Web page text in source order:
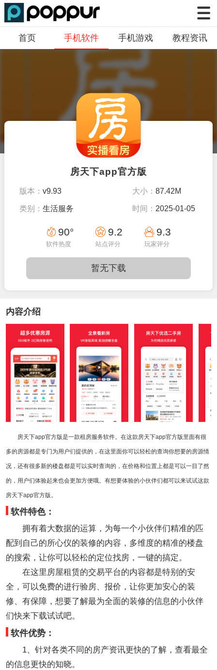
首页 手机软件 手机游戏 教程资讯
房天下app官方版
版本：v9.93 大小：87.42M
类别：生活服务 时间： 2025-01-05
12:00:02
90°
软件热度
9.2
站点评分
9.3
玩家评分
暂无下载
内容介绍
房天下app官方版是一款租房服务软件。在这款房天下app官方版里面有很
多的房源都是专门为用户们提供的，在这里面你可以轻松的查询你想要的房源情
况，还有很多新的楼盘都是可以实时查询的，在价格和位置上都是可以一目了然
的，用户们体验起来也会更加方便哦。有想要体验的小伙伴们都可以来试试这款
房天下app官方版。
软件特色：
拥有着大数据的运算，为每一个小伙伴们精准的匹
配到自己的所心仪的装修的内容，多维度的精准的楼盘
的搜索，让你可以轻松的定位找房，一键的搞定。
在这里房屋租赁的交易平台的内容都是特别的安
全，可以免费的进行验房、报价，让你更加安心的装
修、有保障，想要了解最为全面的装修的信息的小伙伴
们快来下载试试吧。
软件优势：
1、针对各类不同的房产资讯更快的了解，查看最全
的信息更快的知晓。